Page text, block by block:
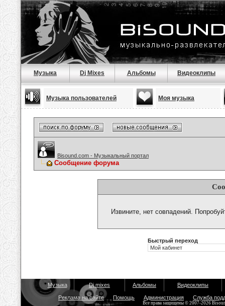
Музыка Dj Mixes Альбомы Видеоклипы
Музыка пользователей Моя музыка
Bisound.com - Музыкальный портал
Сообщение форума
Извините, нет совпадений.
Быстрый переход
Музыка Dj mixes Альбомы Видеоклипы
Реклама на сайте Помощь Администрация Служба
Все права защищены © 2007-2026